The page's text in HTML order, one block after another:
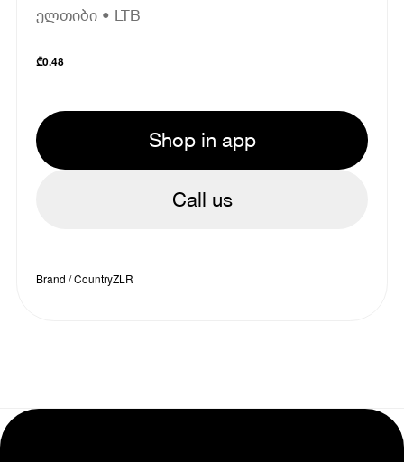
ელთიბი • LTB
₾0.48
Shop in app
Call us
Brand / CountryZLR